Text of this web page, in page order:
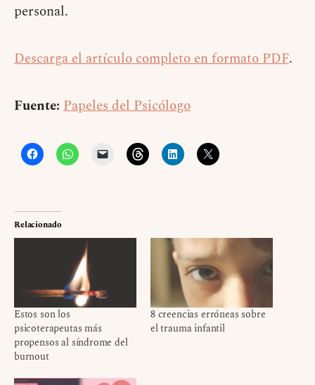
personal.
Descarga el artículo completo en formato PDF.
Fuente: Papeles del Psicólogo
Relacionado
Estos son los
psicoterapeutas más
propensos al síndrome del
burnout
8 creencias erróneas sobre
el trauma infantil